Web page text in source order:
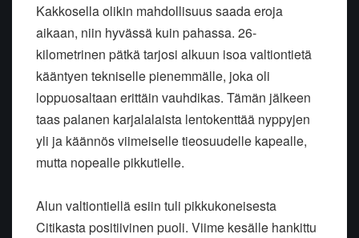
Kakkosella olikin mahdollisuus saada eroja
aikaan, niin hyvässä kuin pahassa. 26-
kilometrinen pätkä tarjosi alkuun isoa valtiontietä
kääntyen tekniselle pienemmälle, joka oli
loppuosaltaan erittäin vauhdikas. Tämän jälkeen
taas palanen karjalalaista lentokenttää nyppyjen
yli ja käännös viimeiselle tieosuudelle kapealle,
mutta nopealle pikkutielle.
Alun valtiontiellä esiin tuli pikkukoneisesta
Citikasta positiivinen puoli. Viime kesälle hankittu